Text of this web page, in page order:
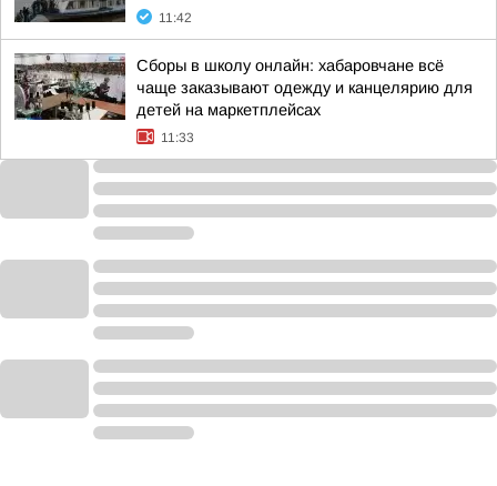
11:42
Сборы в школу онлайн: хабаровчане всё
чаще заказывают одежду и канцелярию для
детей на маркетплейсах
11:33